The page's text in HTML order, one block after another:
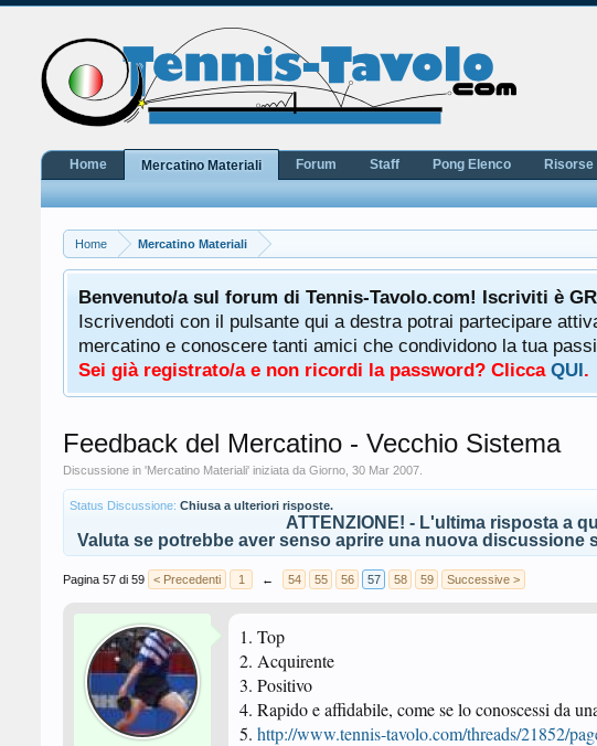
Home Mercatino Materiali
Benvenuto/a sul forum di Tennis-Tavolo.com! Iscriviti è
Iscrivendoti con il pulsante qui a destra potrai partecipare
mercatino e conoscere tanti amici che condividono la tua
Sei già registrato/a e non ricordi la password? Clicca QUI.
Feedback del Mercatino - Vecchio Sistema
Discussione in 'Mercatino Materiali' iniziata da Giorno 30 Mar 2007
Status Discussione: Chiusa a ulteriori risposte.
ATTENZIONE! - L'ultima risposta a
Valuta se potrebbe aver senso aprire una nuova
Pagina 57 di 59 < Precedenti 1 ← 54 55 56 57 58 59 Successive >
1. Top
2. Acquirente
3. Positivo
4. Rapido e affidabile, come se lo conoscessi da
5. http://www.tennis-tavolo.com/threads/21852/
Home Mercatino Materiali Forum Staff Pong Elenco Risorse